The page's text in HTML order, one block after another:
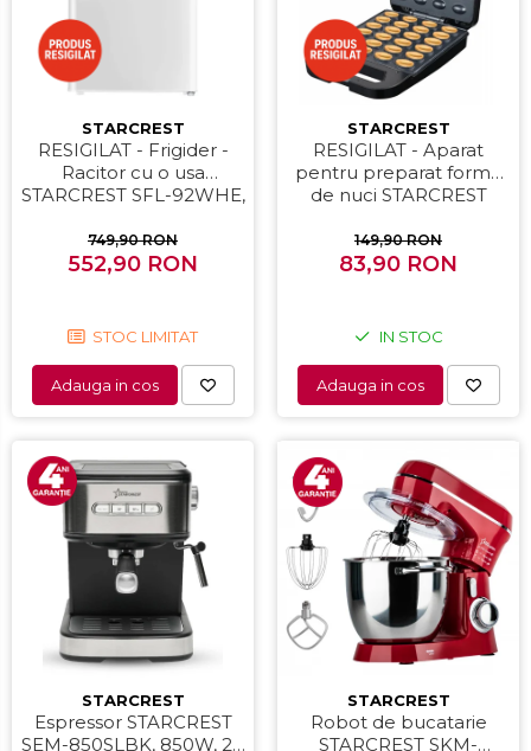
STARCREST
RESIGILAT - Frigider -
Racitor cu o usa
STARCREST SFL-92WHE,
Iluminare interioara,H 83
cm, Alb
749,90 RON
552,90 RON
STOC LIMITAT
Adauga in cos
STARCREST
RESIGILAT - Aparat
pentru preparat forme
de nuci STARCREST
1400W, Indicator luminos,
Placi antiaderente,
149,90 RON
83,90 RON
IN STOC
Adauga in cos
STARCREST
Espressor STARCREST
SEM-850SLBK, 850W, 20
STARCREST
Robot de bucatarie
STARCREST SKM-